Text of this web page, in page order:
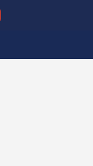
9.8.2026 - Paz